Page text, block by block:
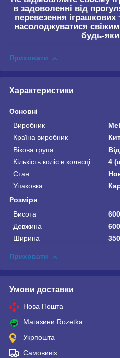
в задоволенні від
перевезення іграшкових
насолоджуватися
будь-
Приховати
Характеристики
Основні
Виробник
Країна виробник
Вікова група
Кількість коліс в колясці
4
Стан
Упаковка
Розміри
Висота
Довжина
Ширина
Приховати
Умови доставки
Нова Пошта
Магазини Rozetka
Укрпошта
Самовивіз